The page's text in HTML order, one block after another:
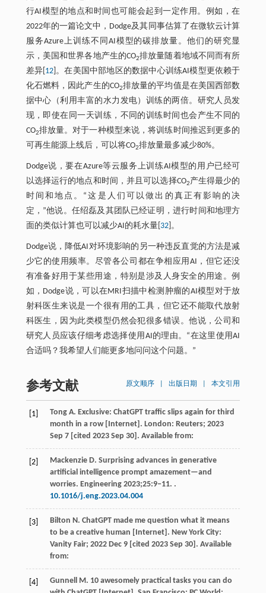
行AI模型的地点和时间也可能会起到一定作用。例如，在
2022年的一篇论文中，Dodge及其同事估算了在微软云计算
服务Azure上训练不同AI模型的碳排放量。他们的研究显
示，美国和世界各地产生的CO2排放量随着地域不同而有所
差异[ 12 ]。在美国中部地区的数据中心训练AI模型更依赖于
化石燃料，因此产生的CO2排放量的平均值是在美国西部数
据中心（利用丰富的水力发电）训练的两倍。研究人员发
现，即使在同一天训练，不同的训练时间也会产生不同的
CO2排放量。对于一种模型来说，将训练时间推迟到更多的
可再生能源上线后，可以将CO2排放量最多减少80%。
Dodge说，要在Azure等云服务上训练AI模型的用户已经可
以选择运行的地点和时间，并且可以选择CO2产生得最少的
时间和地点。“这是人们可以做出的真正有影响的决
定，”他说。任绍磊及其团队已经证明，进行时间和地理方
面的类似计算也可以减少AI的耗水量[ 32]。
Dodge说，降低AI对环境影响的另一种违反直觉的方法是减
少它的使用频率。尽管各公司都在争相应用AI，但它还没
有准备好用于某些用途，特别是涉及人身安全的用途。例
如，Dodge说，可以在MRI扫描中检测肿瘤的AI模型对于放
射科医生来说是一个很有用的工具，但它还不能取代放射
科医生，因为此类模型仍然会犯很多错误。他说，公司和
研究人员应该仔细考虑选择使用AI的理由。“在这里使用AI
合适吗？我希望人们能更多地问问这个问题。”
参考文献 原文顺序 出版日期 本文引用
[1] Tong A. Exclusive: ChatGPT traffic slips again for third
month in a row [Internet]. London: Reuters; 2023
Sep 7 [cited 2023 Sep 30]. Available from:
[2] Mackenzie D. Surprising advances in generative
artificial intelligence prompt amazement—and
worries. Engineering 2023;25:9‒11. .
10.1016/j.eng.2023.04.004
[3] Bilton N. ChatGPT made me question what it means
to be a creative human [Internet]. New York City:
Vanity Fair; 2022Dec 9 [cited 2023 Sep 30]. Available
from:
[4] Gunnell M. 10 awesomely practical tasks you can do